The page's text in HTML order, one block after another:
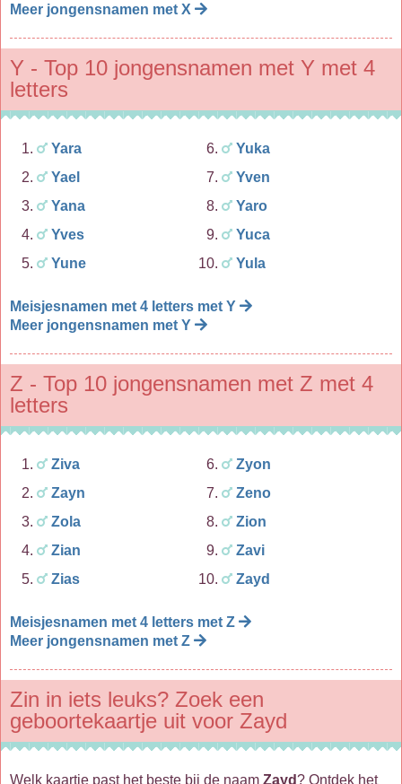
Meer jongensnamen met X
Y - Top 10 jongensnamen met Y met 4
letters
Yara
Yael
Yana
Yves
Yune
Yuka
Yven
Yaro
Yuca
Yula
Meisjesnamen met 4 letters met Y
Meer jongensnamen met Y
Z - Top 10 jongensnamen met Z met 4
letters
Ziva
Zayn
Zola
Zian
Zias
Zyon
Zeno
Zion
Zavi
Zayd
Meisjesnamen met 4 letters met Z
Meer jongensnamen met Z
Zin in iets leuks? Zoek een
geboortekaartje uit voor Zayd
Welk kaartje past het beste bij de naam Zayd? Ontdek het